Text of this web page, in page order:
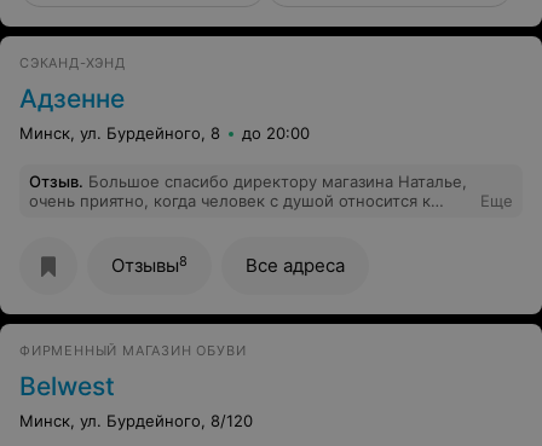
СЭКАНД-ХЭНД
Адзенне
Минск, ул. Бурдейного, 8 до 20:00
Отзыв. Большое спасибо директору магазина Наталье,
очень приятно, когда человек с душой относится к
профессионализмом.А так же администратору Татьяне,
которая со всем пониманием отнеслась к моему
конечно всем сотрудникам Вашего магазина, которые
профессиональные работники, чётко и добросовестно
выполняют свои обязанности, проявляют терпение и
заботу о покупателе.В магазине всегда чисто,
аккуратно и встречают с улыбками. Как приятно!!! Всех
с новым годом!!!
Еще
Отзывы8 Все адреса
ФИРМЕННЫЙ МАГАЗИН ОБУВИ
Belwest
Минск, ул. Бурдейного, 8/120